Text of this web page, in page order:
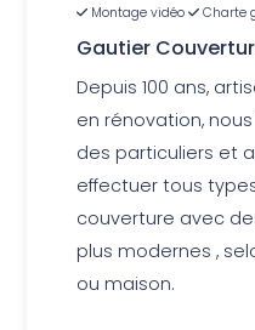
Montage vidéo Charte
Gautier
Depuis 100 ans,
en rénovation,
des particuliers et
effectuer tous
couverture avec
plus modernes ,
ou maison.